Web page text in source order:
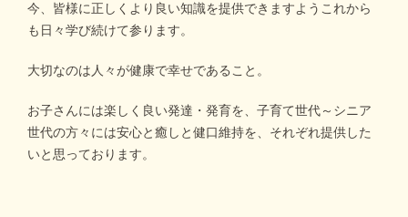
今、皆様に正しくより良い知識を提供できますようこれから
も日々学び続けて参ります。
大切なのは人々が健康で幸せであること。
お子さんには楽しく良い発達・発育を、子育て世代～シニア
世代の方々には安心と癒しと健口維持を、それぞれ提供した
いと思っております。